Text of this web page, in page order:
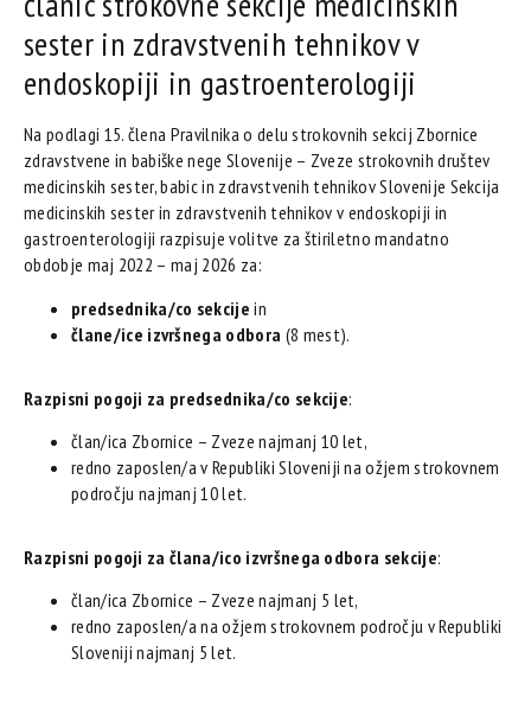
sester in zdravstvenih tehnikov v
endoskopiji in gastroenterologiji
Na podlagi 15. člena Pravilnika o delu strokovnih sekcij Zbornice
zdravstvene in babiške nege Slovenije – Zveze strokovnih društev
medicinskih sester, babic in zdravstvenih tehnikov Slovenije Sekcija
medicinskih sester in zdravstvenih tehnikov v endoskopiji in
gastroenterologiji razpisuje volitve za štiriletno mandatno
obdobje maj 2022 – maj 2026 za:
predsednika/co sekcijein
člane/ice izvršnega odbora (8 mest).
Razpisni pogoji za predsednika/co sekcije:
član/ica Zbornice – Zveze najmanj 10 let,
redno zaposlen/a v Republiki Sloveniji na ožjem strokovnem
področju najmanj 10 let.
Razpisni pogoji za člana/ico izvršnega odbora sekcije:
član/ica Zbornice – Zveze najmanj 5 let,
redno zaposlen/a na ožjem strokovnem področju v Republiki
Sloveniji najmanj 5 let.